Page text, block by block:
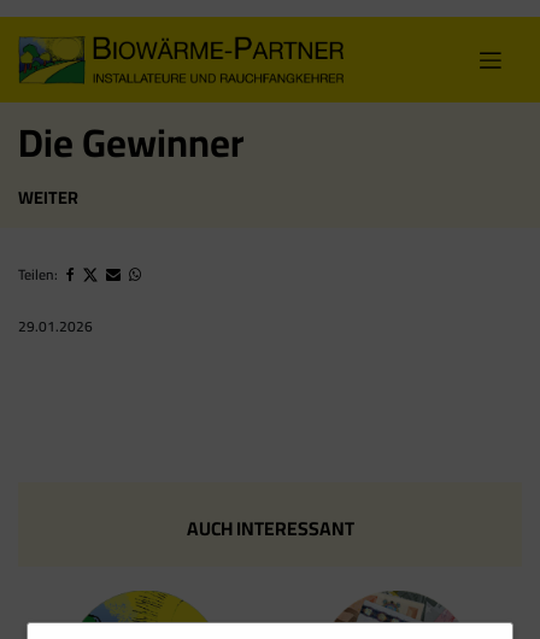
content
Die Gewinner
WEITER
Teilen:
29.01.2026
AUCH INTERESSANT